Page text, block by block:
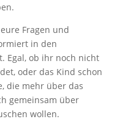
Fragen und
in den
Egal, ob ihr noch nicht
oder das Kind schon
die mehr über das
gemeinsam über
wollen.